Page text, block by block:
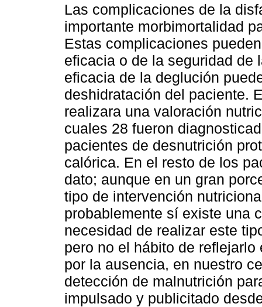
Las complicaciones de la
importante morbimortalidad
Estas complicaciones
eficacia o de la seguridad de
eficacia de la deglución
deshidratación del paciente.
realizara una valoración
cuales 28 fueron
pacientes de desnutrición
calórica. En el resto de los
dato; aunque en un gran
tipo de intervención
probablemente sí existe una
necesidad de realizar este
pero no el hábito de
por la ausencia, en nuestro
detección de malnutrición
impulsado y publicitado